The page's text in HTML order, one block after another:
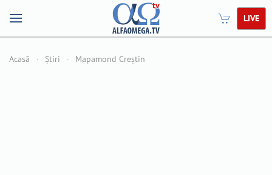
LIVE
Acasă Știri Mapamond Creștin